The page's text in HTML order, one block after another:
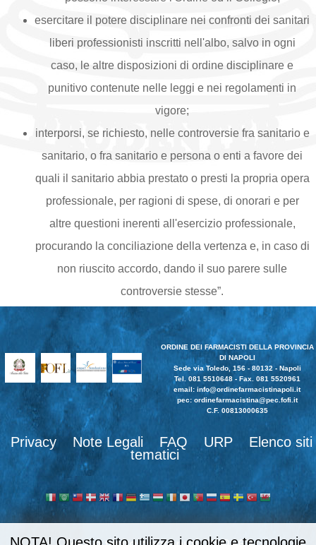
esercitare il potere disciplinare nei confronti dei sanitari
liberi professionisti inscritti nell'albo, salvo in ogni
caso, le altre disposizioni di ordine disciplinare e
punitivo contenute nelle leggi e nei regolamenti in
vigore;
interporsi, se richiesto, nelle controversie fra sanitario e
sanitario, o fra sanitario e persona o enti a favore dei
quali il sanitario abbia prestato o presti la propria opera
professionale, per ragioni di spese, di onorari e per
altre questioni inerenti all'esercizio professionale,
procurando la conciliazione della vertenza e, in caso di
non riuscito accordo, dando il suo parere sulle
controversie stesse”.
ORDINE DEI FARMACISTI DELLA PROVINCIA
DI NAPOLI
Sede via Toledo, 156 - 80132 - Napoli
Tel. 081 5510648 - Fax. 081 5520961
email: info@ordinefarmacistinapoli.it
pec: ordinefarmacistina@pec.fofi.it
C.F. 00813000635
Privacy Note Legali FAQ URP
Elenco siti
tematici